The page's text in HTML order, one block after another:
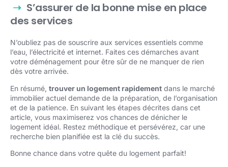
S’assurer de la bonne mise en place
des services
N’oubliez pas de souscrire aux services essentiels comme
l’eau, l’électricité et internet. Faites ces démarches avant
votre déménagement pour être sûr de ne manquer de rien
dès votre arrivée.
En résumé, trouver un logement rapidement dans le marché
immobilier actuel demande de la préparation, de l’organisation
et de la patience. En suivant les étapes décrites dans cet
article, vous maximiserez vos chances de dénicher le
logement idéal. Restez méthodique et persévérez, car une
recherche bien planifiée est la clé du succès.
Bonne chance dans votre quête du logement parfait!